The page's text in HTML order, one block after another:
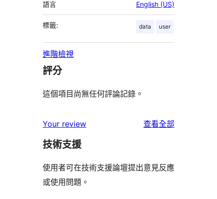
語言 English (US)
標籤: data user
進階檢視
評分
這個項目尚無任何評論記錄。
Your review 查看全部
評
技術支援
使用者可在技術支援論壇提出意見反應
或使用問題。